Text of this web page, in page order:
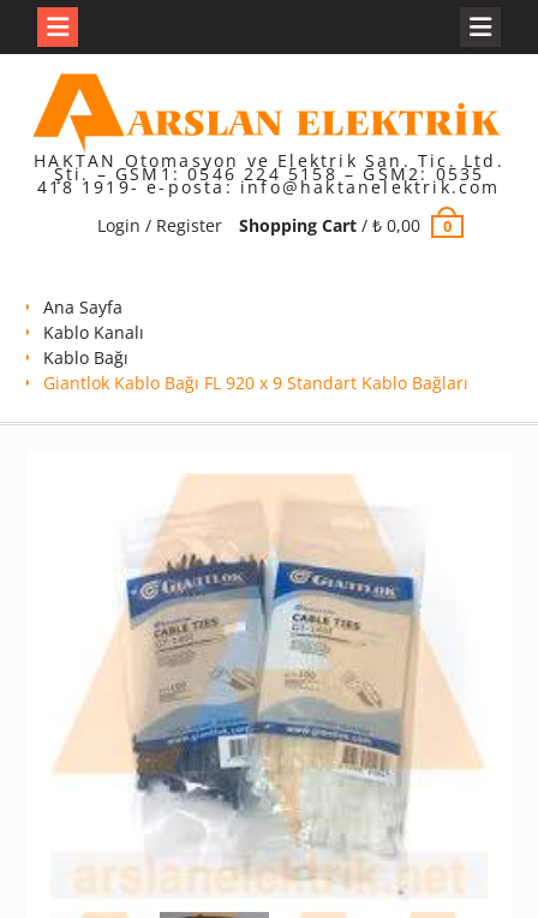
content
HAKTAN Otomasyon ve Elektrik San. Tic. Ltd.
Şti. – GSM1: 0546 224 5158 – GSM2: 0535
418 1919- e-posta: info@haktanelektrik.com
Login / Register
Shopping Cart/ ₺0,00 0
Ana Sayfa
Kablo Kanalı
Kablo Bağı
Giantlok Kablo Bağı FL 920 x 9 Standart Kablo Bağları